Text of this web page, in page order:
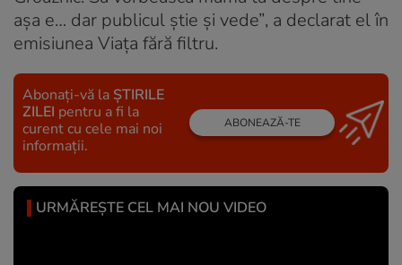
așa e… dar publicul știe și vede”, a declarat el în
emisiunea Viața fără filtru.
Abonați-vă la ȘTIRILE
ZILEI pentru a fi la
curent cu cele mai noi
informații.
ABONEAZĂ-TE
URMĂREȘTE CEL MAI NOU VIDEO